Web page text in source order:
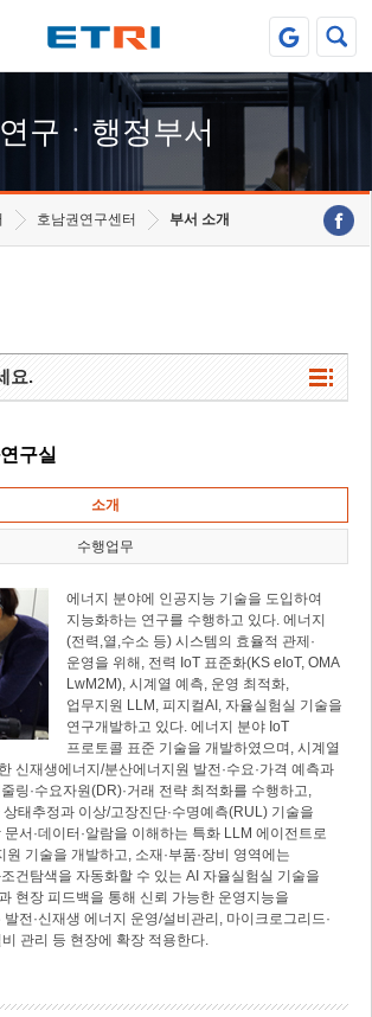
연구ㆍ행정부서
호남권연구센터 부서 소개
요.
구실
소개
수행업무
에너지 분야에 인공지능 기술을 도입하여
지능화하는 연구를 수행하고 있다. 에너지
(전력,열,수소 등) 시스템의 효율적 관제·
운영을 위해, 전력 IoT 표준화(KS eIoT, OMA
LwM2M), 시계열 예측, 운영 최적화,
업무지원 LLM, 피지컬AI, 자율실험실 기술을
연구개발하고 있다. 에너지 분야 IoT
프로토콜 표준 기술을 개발하였으며, 시계열
신재생에너지/분산에너지원 발전·수요·가격 예측과
링·수요자원(DR)·거래 전략 최적화를 수행하고,
태추정과 이상/고장진단·수명예측(RUL) 기술을
서·데이터·알람을 이해하는 특화 LLM 에이전트로
원 기술을 개발하고, 소재·부품·장비 영역에는
건탐색을 자동화할 수 있는 AI 자율실험실 기술을
현장 피드백을 통해 신뢰 가능한 운영지능을
전·신재생 에너지 운영/설비관리, 마이크로그리드·
관리 등 현장에 확장 적용한다.